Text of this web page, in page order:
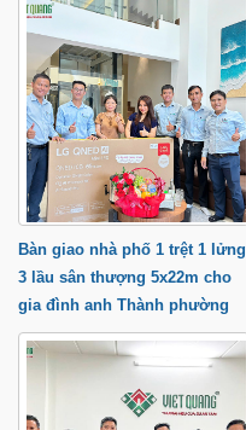
Bàn giao nhà phố 1 trệt 1 lửng
3 lầu sân thượng 5x22m cho
gia đình anh Thành phường
Trung Mỹ Tây